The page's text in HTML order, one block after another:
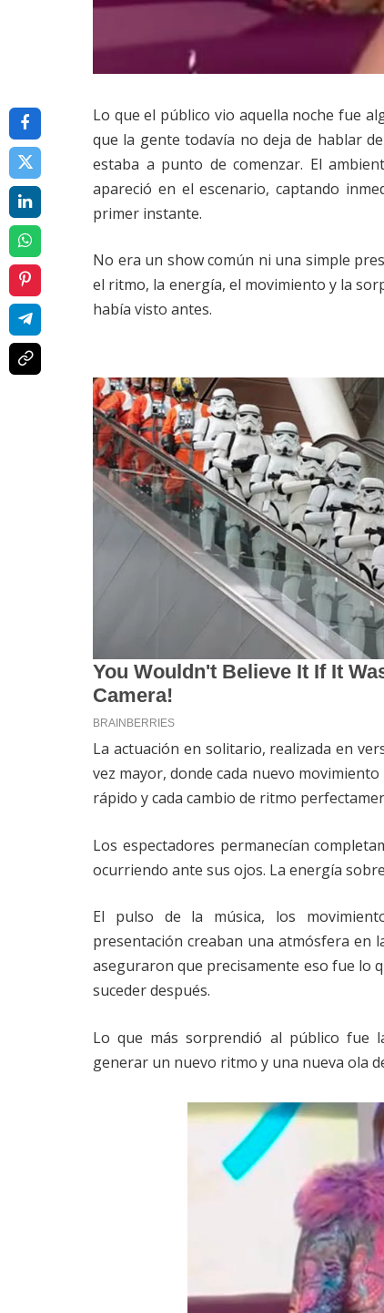
Lo que el público vio aquella noche fue
que la gente todavía no deja de hablar
estaba a punto de comenzar. El
apareció en el escenario, captando
primer instante.
No era un show común ni una simple
el ritmo, la energía, el movimiento y la
había visto antes.
La actuación en solitario, realizada en
vez mayor, donde cada nuevo
rápido y cada cambio de ritmo
Los espectadores permanecían
ocurriendo ante sus ojos. La energía
El pulso de la música, los
presentación creaban una atmósfera en
aseguraron que precisamente eso fue lo
suceder después.
Lo que más sorprendió al público fue
generar un nuevo ritmo y una nueva ola